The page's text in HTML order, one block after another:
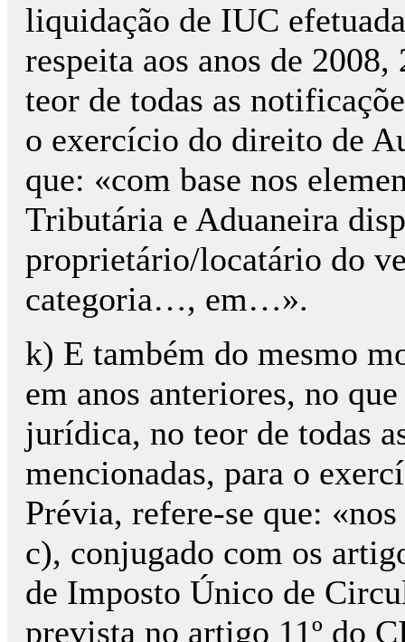
liquidação de IUC
respeita aos anos de
teor de todas as
o exercício do direito de
que: «com base nos
Tributária e Aduaneira
proprietário/locatário do
categoria…, em…».
k) E também do mesmo
em anos anteriores, no
jurídica, no teor de todas
mencionadas, para o
Prévia, refere-se que:
c), conjugado com os
de Imposto Único de
prevista no artigo 11º do